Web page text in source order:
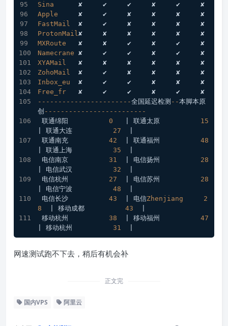
Sina
      ✘     ✔     ✔     ✘     ✔     ✘
Apple
     ✘     ✔     ✘     ✘     ✘     ✘
FastMail
  ✘     ✔     ✘     ✘     ✘     ✘
ProtonMail✘     ✘     ✘     ✘     ✘     ✘
MXRoute
   ✘     ✘     ✔     ✘     ✔     ✘
Namecrane ✘     ✔     ✔     ✘     ✔     ✘
XYAMail
   ✘     ✘     ✘     ✘     ✘     ✘
ZohoMail
  ✘     ✔     ✘     ✘     ✘     ✘
Inbox_eu
  ✘     ✔     ✔     ✘     ✘     ✘
Free_fr
   ✘     ✔     ✔     ✘     ✔     ✘
-----------------------全国延迟检测 --本脚本原
创 -------------------------
联通绵阳 0
   | 联通太原
15
| 联通大连 27
联通南充 42
  | 联通福州
48
| 联通上海 35
电信南京 31
  | 电信扬州
28
| 电信武汉 32
电信杭州 27
  | 电信苏州
28
| 电信宁波 48
电信长沙 43
  | 电信
Zhenjiang
2
8
  | 移动成都
43
移动杭州 38
  | 移动福州
47
| 移动杭州 31
网速测试跑不下去，稍后有机会补
正文完
国内VPS 阿里云